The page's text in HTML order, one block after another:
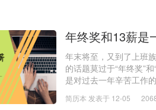
年终奖和13薪是
年末将至，又到了上班
的话题莫过于“年终奖”
是对过去一年辛苦工作
在发年
简历本 发表于 12-05